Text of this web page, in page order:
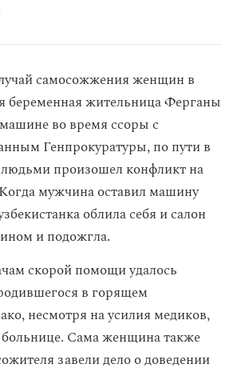
самосожжения женщин в
беременная жительница Ферганы
во время ссоры с
Генпрокуратуры, по пути в
произошел конфликт на
мужчина оставил машину
облила себя и салон
и подожгла.
скорой помощи удалось
в горящем
несмотря на усилия медиков,
Сама женщина также
завели дело о доведении